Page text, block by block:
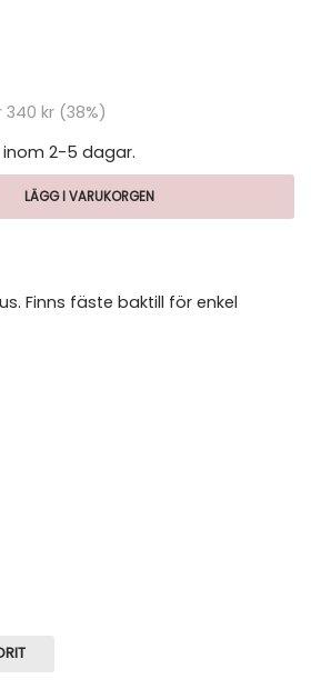
340 kr (38%)
inom 2-5 dagar.
LÄGG I VARUKORGEN
Finns fäste baktill för enkel